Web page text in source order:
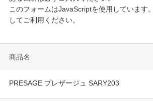
このフォームはJavaScriptを使用しています
してご利用ください。
商品名
PRESAGE プレザージュ SARY203